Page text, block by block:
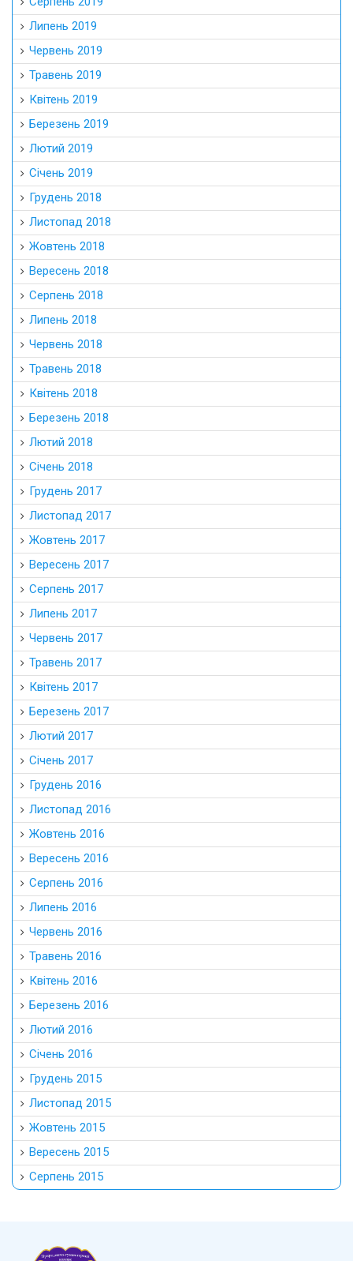
Липень 2019
Червень 2019
Травень 2019
Квітень 2019
Березень 2019
Лютий 2019
Січень 2019
Грудень 2018
Листопад 2018
Жовтень 2018
Вересень 2018
Серпень 2018
Липень 2018
Червень 2018
Травень 2018
Квітень 2018
Березень 2018
Лютий 2018
Січень 2018
Грудень 2017
Листопад 2017
Жовтень 2017
Вересень 2017
Серпень 2017
Липень 2017
Червень 2017
Травень 2017
Квітень 2017
Березень 2017
Лютий 2017
Січень 2017
Грудень 2016
Листопад 2016
Жовтень 2016
Вересень 2016
Серпень 2016
Липень 2016
Червень 2016
Травень 2016
Квітень 2016
Березень 2016
Лютий 2016
Січень 2016
Грудень 2015
Листопад 2015
Жовтень 2015
Вересень 2015
Серпень 2015